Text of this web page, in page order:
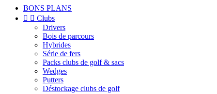
BONS PLANS
  Clubs
Drivers
Bois de parcours
Hybrides
Série de fers
Packs clubs de golf & sacs
Wedges
Putters
Déstockage clubs de golf